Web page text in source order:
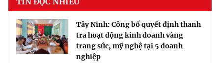
Tây Ninh: Công bố quyết định thanh
tra hoạt động kinh doanh vàng
trang sức, mỹ nghệ tại 5 doanh
nghiệp